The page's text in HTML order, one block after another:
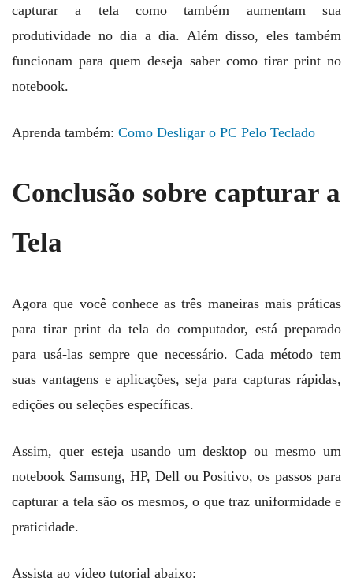
capturar a tela como também aumentam sua
produtividade no dia a dia. Além disso, eles também
funcionam para quem deseja saber como tirar print no
notebook.
Aprenda também: Como Desligar o PC Pelo Teclado
Conclusão sobre capturar a
Tela
Agora que você conhece as três maneiras mais práticas
para tirar print da tela do computador, está preparado
para usá-las sempre que necessário. Cada método tem
suas vantagens e aplicações, seja para capturas rápidas,
edições ou seleções específicas.
Assim, quer esteja usando um desktop ou mesmo um
notebook Samsung, HP, Dell ou Positivo, os passos para
capturar a tela são os mesmos, o que traz uniformidade e
praticidade.
Assista ao vídeo tutorial abaixo: